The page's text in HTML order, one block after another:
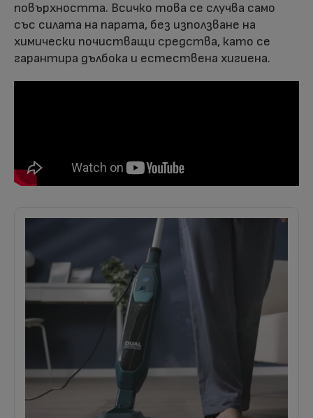
повърхността. Всичко това се случва само
със силата на парата, без използване на
химически почистващи средства, като се
гарантира дълбока и естествена хигиена.